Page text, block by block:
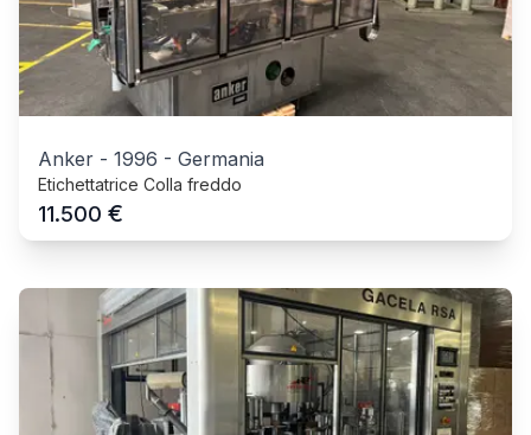
Anker - 1996 - Germania
Etichettatrice Colla freddo
11.500 €